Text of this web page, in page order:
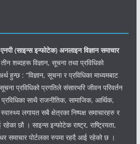
(साइन्सइन्फोटेक) अनलाइन विज्ञान समाचार
शब्दहरू विज्ञान, सूचना तथा प्रविधिको
: “विज्ञान, सूचना र प्रविधिका माध्यमबाट
प्रविधिको प्रगतिले संसारभरि जीवन परिवर्तन
साथै राजनीतिक, सामाजिक, आर्थिक,
लगायत सबै क्षेत्रका निष्पक्ष समाचारहरु र
छौ । साइन्स इन्फोटेक राष्ट्र, राष्ट्रियता,
समाचार पोर्टलका रुपमा रहदै आई रहेको छ ।